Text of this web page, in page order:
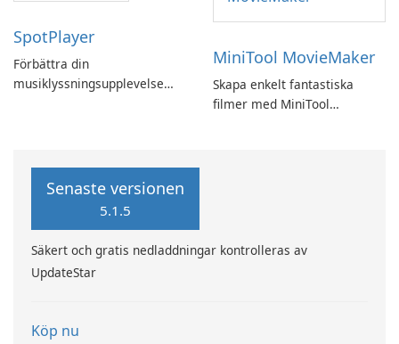
SpotPlayer
Förbättra din
musiklyssningsupplevelse
MiniTool MovieMaker
Skapa enkelt fantastiska
filmer med MiniTool
Senaste versionen
5.1.5
Säkert och gratis nedladdningar kontrolleras av
UpdateStar
Köp nu